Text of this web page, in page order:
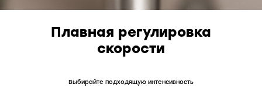
Плавная регулировка
скорости
Выбирайте подходящую интенсивность